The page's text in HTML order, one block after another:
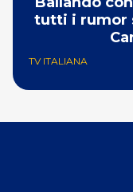
tutti i rumor
TV ITALIANA